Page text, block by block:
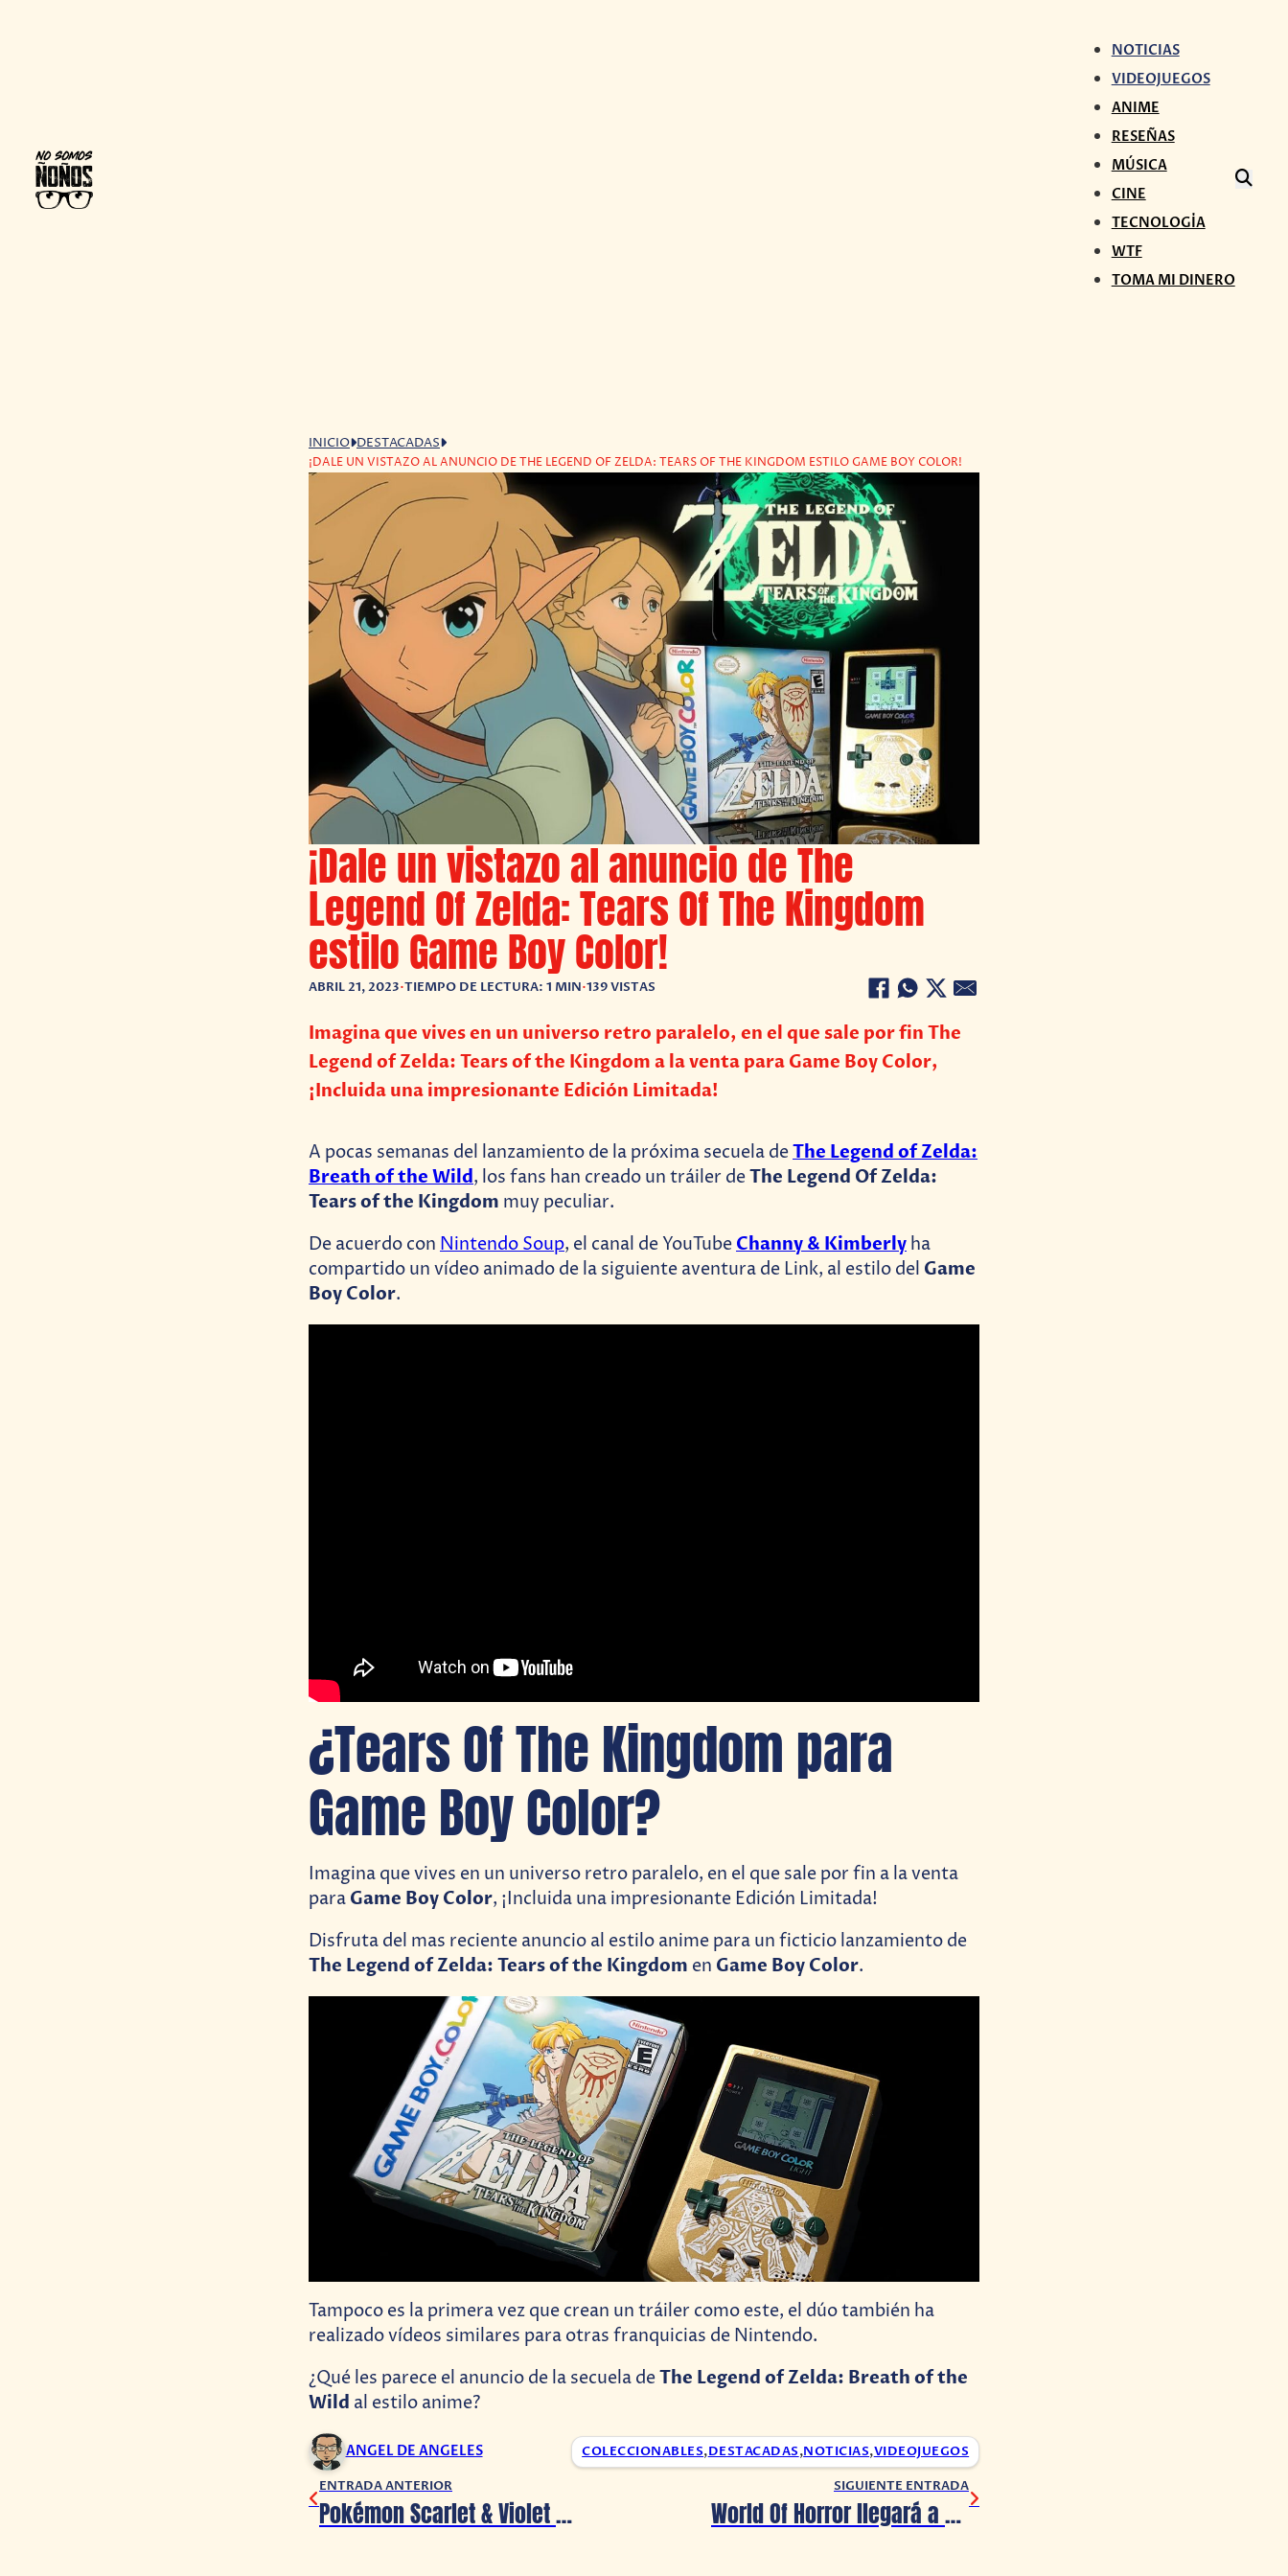
NOTICIAS
VIDEOJUEGOS
ANIME
RESEÑAS
MÚSICA
CINE
TECNOLOGÍA
WTF
TOMA MI DINERO
INICIO DESTACADAS
¡DALE UN VISTAZO AL ANUNCIO DE THE LEGEND OF ZELDA: TEARS OF THE KINGDOM ESTILO GAME BOY COLOR!
¡Dale un vistazo al anuncio de The
Legend Of Zelda: Tears Of The Kingdom
estilo Game Boy Color!
ABRIL 21, 2023•TIEMPO DE LECTURA: 1 MIN•139 VISTAS
Imagina que vives en un universo retro paralelo, en el que sale por fin The
Legend of Zelda: Tears of the Kingdom a la venta para Game Boy Color,
¡Incluida una impresionante Edición Limitada!
A pocas semanas del lanzamiento de la próxima secuela deThe Legend of Zelda:
Breath of the Wild, los fans han creado un tráiler deThe Legend Of Zelda:
Tears of the Kingdom muy peculiar.
De acuerdo con Nintendo Soup, el canal de YouTube Channy & Kimberly ha
compartido un vídeo animado de la siguiente aventura de Link, al estilo del Game
Boy Color.
¿Tears Of The Kingdom para
Game Boy Color?
Imagina que vives en un universo retro paralelo, en el que sale por fin a la venta
para Game Boy Color, ¡Incluida una impresionante Edición Limitada!
Disfruta del mas reciente anuncio al estilo anime para un ficticio lanzamiento de
The Legend of Zelda: Tears of the Kingdom en Game Boy Color.
Tampoco es la primera vez que crean un tráiler como este, el dúo también ha
realizado vídeos similares para otras franquicias de Nintendo.
¿Qué les parece el anuncio de la secuela deThe Legend of Zelda: Breath of the
Wild al estilo anime?
ANGEL DE ANGELES COLECCIONABLES,DESTACADAS,NOTICIAS,VIDEOJUEGOS
ENTRADA ANTERIOR
Pokémon Scarlet & Violet anuncia la distribución de 2 TM vía Regalo Misterioso
SIGUIENTE ENTRADA
World Of Horror llegará a Nintendo Switch en 2023